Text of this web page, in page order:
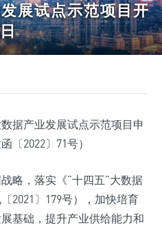
展试点示范项目开
据产业发展试点示范项目申
〔2022〕71号）
略，落实《“十四五”大数据
2021〕179号），加快培育
基础，提升产业供给能力和